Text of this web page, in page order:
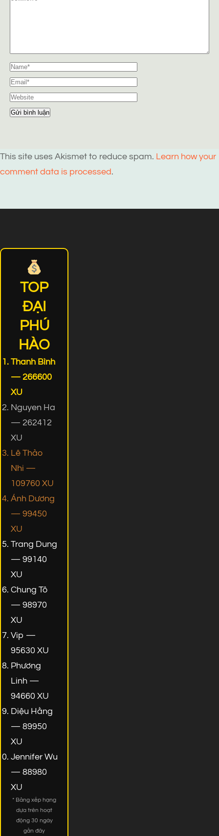
This site uses Akismet to reduce spam. Learn how your
comment data is processed.
TOP
ĐẠI
PHÚ
HÀO
Thanh Bình
— 266600
XU
Nguyen Ha
— 262412
XU
Lê Thảo
Nhi —
109760 XU
Ánh Dương
— 99450
XU
Trang Dung
— 99140
XU
Chung Tô
— 98970
XU
Vip —
95630 XU
Phương
Linh —
94660 XU
Diệu Hằng
— 89950
XU
Jennifer Wu
— 88980
XU
* Bảng xếp hạng
dựa trên hoạt
động 30 ngày
gần đây